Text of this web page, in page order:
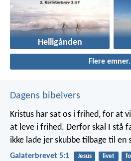
Helligånden
Flere
Dagens bibelvers
Kristus har sat os i frihed, for at
at leve i frihed. Derfor skal I stå
ikke lade jer skubbe tilbage til
Galaterbrevet 5:1 Jesus livet